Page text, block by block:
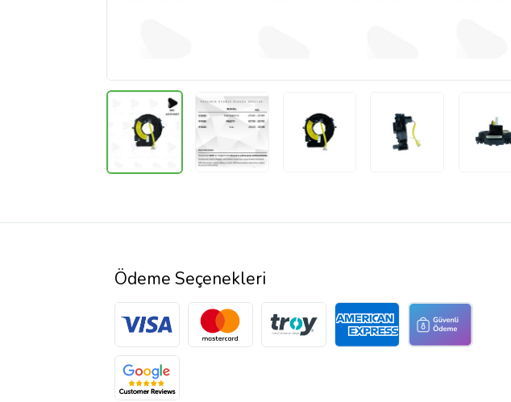
Ödeme Seçenekleri